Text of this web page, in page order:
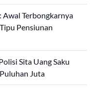
Awal Terbongkarnya
Pensiunan
Sita Uang Saku
Juta